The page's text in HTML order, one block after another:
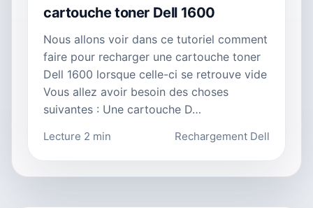
cartouche toner Dell 1600
Nous allons voir dans ce tutoriel comment
faire pour recharger une cartouche toner
Dell 1600 lorsque celle-ci se retrouve vide
Vous allez avoir besoin des choses
suivantes : Une cartouche D…
Lecture 2 min Rechargement Dell